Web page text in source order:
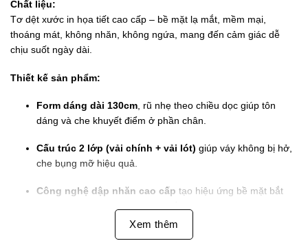
Chất liệu:
Tơ dệt xước in họa tiết cao cấp – bề mặt lạ mắt, mềm mại,
thoáng mát, không nhăn, không ngứa, mang đến cảm giác dễ
chịu suốt ngày dài.
Thiết kế sản phẩm:
Form dáng dài 130cm , rũ nhẹ theo chiều dọc giúp tôn
dáng và che khuyết điểm ở phần chân.
Cấu trúc 2 lớp (vải chính + vải lót) giúp váy không bị hở,
che bụng mỡ hiệu quả.
Công nghệ dập nhăn cao cấp tạo hiệu ứng bề mặt bắt
Thiết kế có cúc cài cổ sau
, dễ mặc – dễ tháo, giữ được
Xem thêm